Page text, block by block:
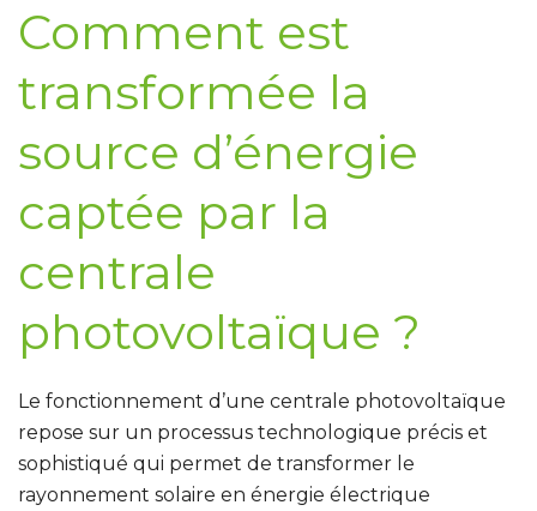
Comment est
transformée la
source d’énergie
captée par la
centrale
photovoltaïque ?
Le fonctionnement d’une centrale photovoltaïque
repose sur un processus technologique précis et
sophistiqué qui permet de transformer le
rayonnement solaire en énergie électrique